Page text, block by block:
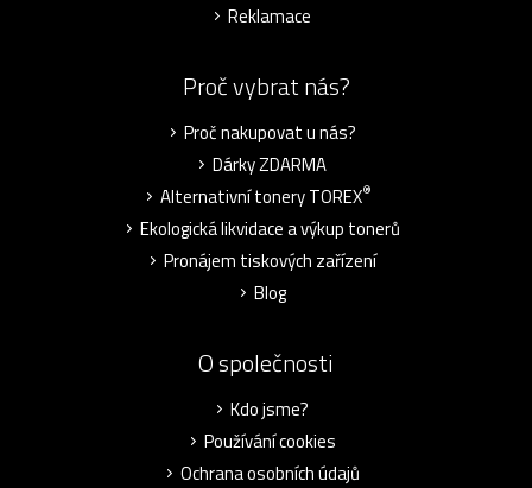
Reklamace
Proč vybrat nás?
Proč nakupovat u nás?
Dárky ZDARMA
Alternativní tonery TOREX®
Ekologická likvidace a výkup tonerů
Pronájem tiskových zařízení
Blog
O společnosti
Kdo jsme?
Používání cookies
Ochrana osobních údajů